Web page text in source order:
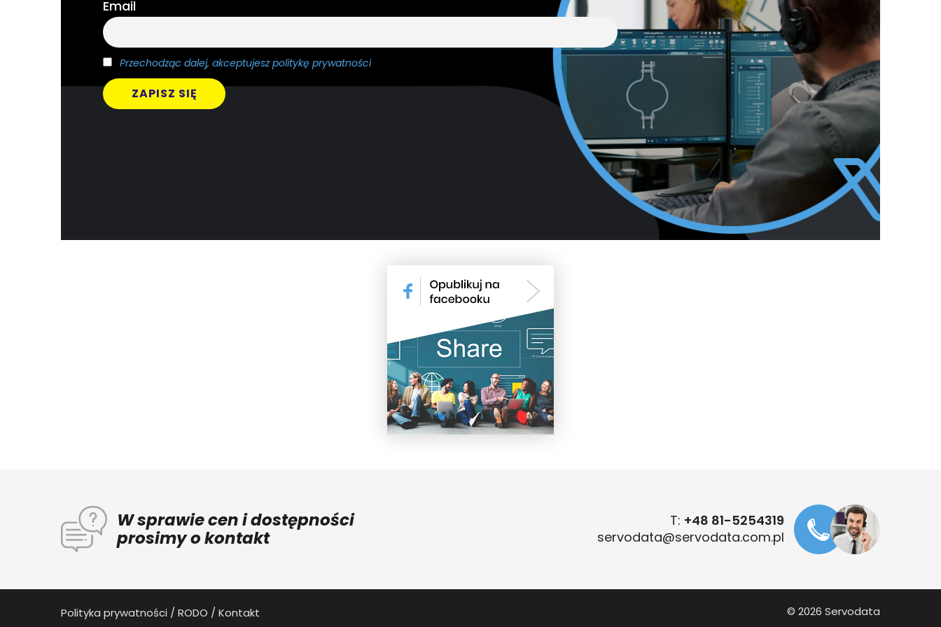
Email
Przechodząc dalej, akceptujesz politykę prywatności
W sprawie cen i dostępności
prosimy o kontakt
T: +48 81-5254319
servodata@servodata.com.pl
Polityka prywatności RODO Kontakt © 2026 Servodata